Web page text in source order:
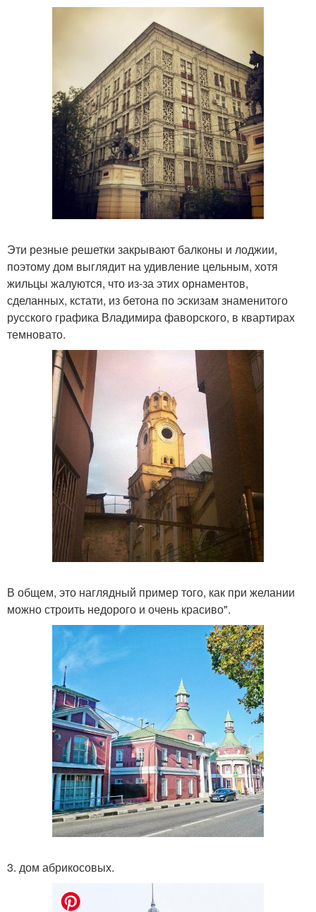
Эти резные решетки закрывают балконы и лоджии,
поэтому дом выглядит на удивление цельным, хотя
жильцы жалуются, что из-за этих орнаментов,
сделанных, кстати, из бетона по эскизам знаменитого
русского графика Владимира фаворского, в квартирах
темновато.
В общем, это наглядный пример того, как при желании
можно строить недорого и очень красиво".
3. дом абрикосовых.